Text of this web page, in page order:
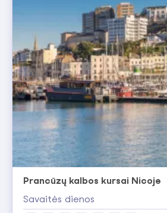
Prancūzų kalbos kursai Nicoje
Savaitės dienos